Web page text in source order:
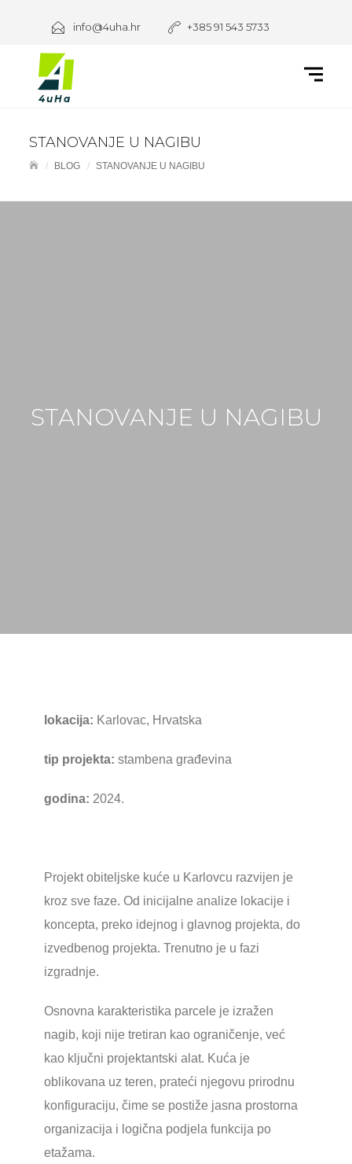
info@4uha.hr +385 91 543 5733
STANOVANJE U NAGIBU
BLOG STANOVANJE U NAGIBU
STANOVANJE U NAGIBU
lokacija: Karlovac, Hrvatska
tip projekta: stambena građevina
godina: 2024.
Projekt obiteljske kuće u Karlovcu razvijen je
kroz sve faze. Od inicijalne analize lokacije i
koncepta, preko idejnog i glavnog projekta, do
izvedbenog projekta. Trenutno je u fazi
izgradnje.
Osnovna karakteristika parcele je izražen
nagib, koji nije tretiran kao ograničenje, već
kao ključni projektantski alat. Kuća je
oblikovana uz teren, prateći njegovu prirodnu
konfiguraciju, čime se postiže jasna prostorna
organizacija i logična podjela funkcija po
etažama.